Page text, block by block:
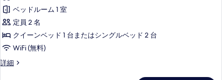
の
絞
り
込
み
条
ク
ス
ダ
ブ
ル
ル
ベッドルーム 1 室
定員 2 名
クイーンベッド 1 台またはシングルベッド 2 台
WiFi (無料)
詳細
デ